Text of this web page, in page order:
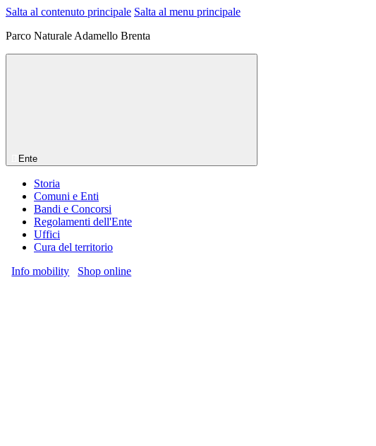
Salta al contenuto principale Salta al menu principale
Parco Naturale Adamello Brenta
Ente
Storia
Comuni e Enti
Bandi e Concorsi
Regolamenti dell'Ente
Uffici
Cura del territorio
Info mobility
Shop online